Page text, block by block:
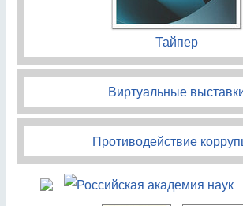
Тайпер
Виртуальные
Противодействие